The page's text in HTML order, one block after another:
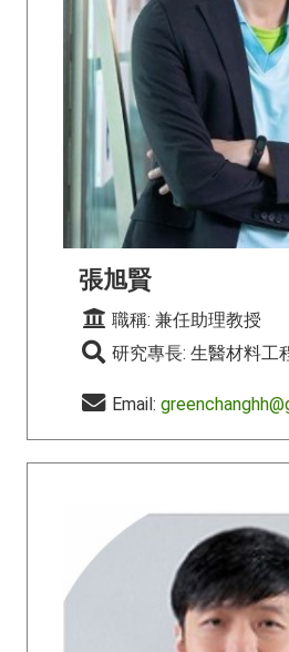
張旭賢
職稱: 兼任助理教授
研究專長: 生醫材料工
Email: